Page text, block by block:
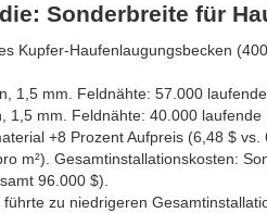
Sonderbreite für
Kupfer-Haufenlaugungsbecken
1,5 mm. Feldnähte: 57.000
1,5 mm. Feldnähte: 40.000 laufende
+8 Prozent Aufpreis (6,48 $
m²). Gesamtinstallationskosten:
96.000 $).
führte zu niedrigeren